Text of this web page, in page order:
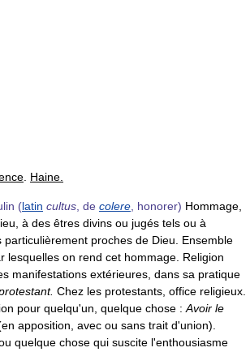
Haine.
(latin cultus , de colere , honorer) Hommage,
à des êtres divins ou jugés tels ou à
particulièrement proches de Dieu. Ensemble
lesquelles on rend cet hommage. Religion
manifestations extérieures, dans sa pratique
Chez les protestants, office religieux.
pour quelqu'un, quelque chose : Avoir le
apposition, avec ou sans trait d'union).
quelque chose qui suscite l'enthousiasme